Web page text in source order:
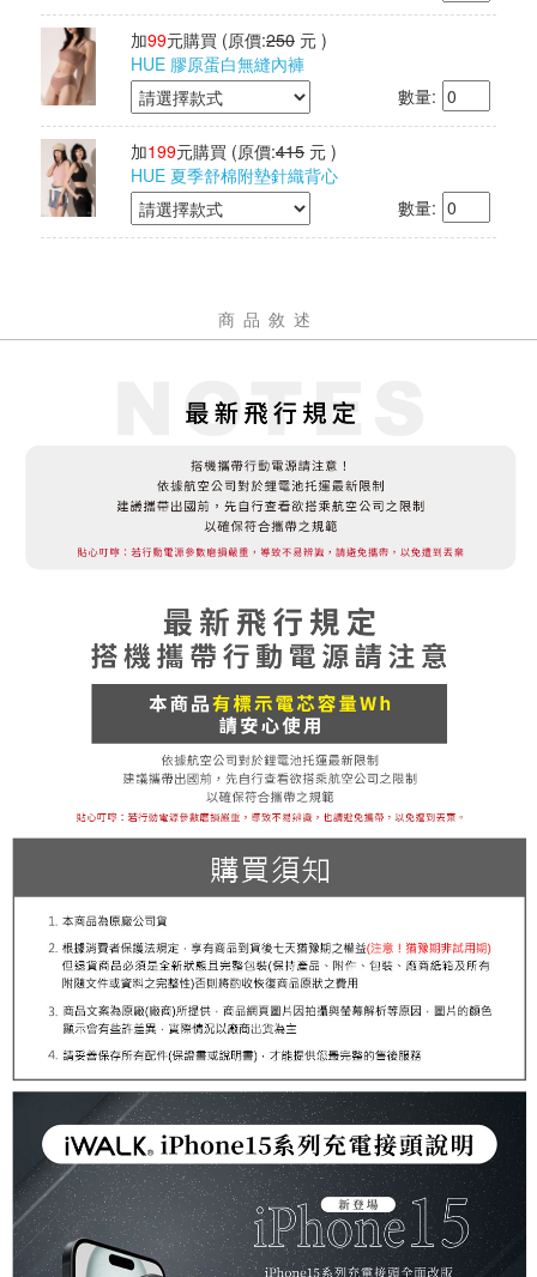
加99元購買 (原價:250 元 )
HUE 膠原蛋白無縫內褲
數量:
加199元購買 (原價:415 元 )
HUE 夏季舒棉附墊針織背心
數量:
商品敘述